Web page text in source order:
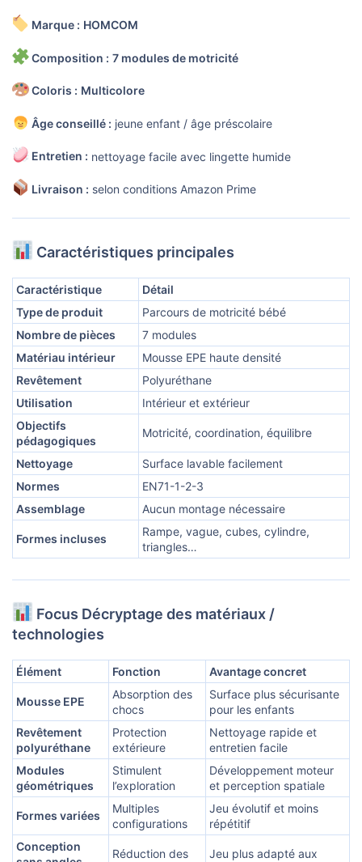
Marque : HOMCOM
Composition : 7 modules de motricité
Coloris : Multicolore
Âge conseillé : jeune enfant / âge préscolaire
Entretien : nettoyage facile avec lingette humide
Livraison : selon conditions Amazon Prime
Caractéristiques principales
Caractéristique
Détail
Type de produit
Parcours de motricité bébé
Nombre de pièces
7 modules
Matériau intérieur
Mousse EPE haute densité
Revêtement
Polyuréthane
Utilisation
Intérieur et extérieur
Objectifs
pédagogiques
Motricité, coordination, équilibre
Nettoyage
Surface lavable facilement
Normes
EN71-1-2-3
Assemblage
Aucun montage nécessaire
Formes incluses
Rampe, vague, cubes, cylindre,
triangles…
Focus Décryptage des matériaux /
technologies
Élément Fonction Avantage concret
Mousse EPE
Absorption des
chocs
Surface plus sécurisante
pour les enfants
Revêtement
polyuréthane
Protection
extérieure
Nettoyage rapide et
entretien facile
Modules
géométriques
Stimulent
l’exploration
Développement moteur
et perception spatiale
Formes variées
Multiples
configurations
Jeu évolutif et moins
répétitif
Conception
Réduction des Jeu plus adapté aux